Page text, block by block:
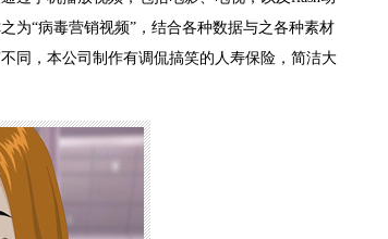
为“病毒营销视频”，结合各种数据与之各种素材
同，本公司制作有调侃搞笑的人寿保险，简洁大